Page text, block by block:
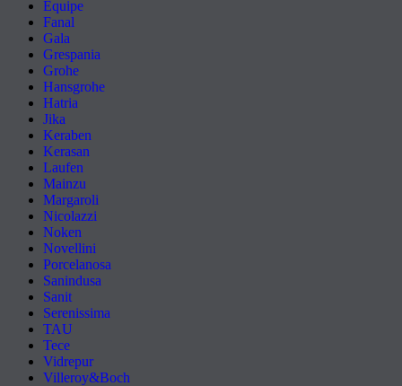
Equipe
Fanal
Gala
Grespania
Grohe
Hansgrohe
Hatria
Jika
Keraben
Kerasan
Laufen
Mainzu
Margaroli
Nicolazzi
Noken
Novellini
Porcelanosa
Sanindusa
Sanit
Serenissima
TAU
Tece
Vidrepur
Villeroy&Boch